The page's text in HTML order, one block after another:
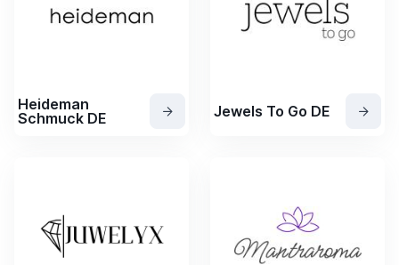
Heideman
Schmuck DE
Jewels To Go DE